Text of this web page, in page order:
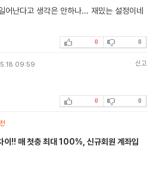
어난다고 생각은 안하나... 재밌는 설정이네
0 0
09:59 신고
0 0
이!! 매 첫충 최대 100%, 신규회원 계좌입